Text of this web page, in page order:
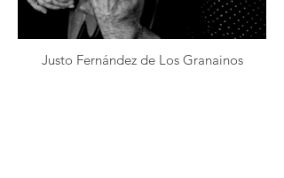
Justo Fernández de Los Granainos